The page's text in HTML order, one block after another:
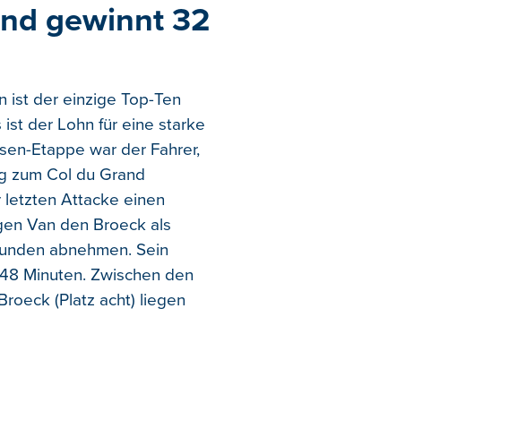
gewinnt 32
ist der einzige Top-Ten
ist der Lohn für eine starke
Etappe war der Fahrer,
zum Col du Grand
letzten Attacke einen
Van den Broeck als
abnehmen. Sein
Minuten. Zwischen den
(Platz acht) liegen